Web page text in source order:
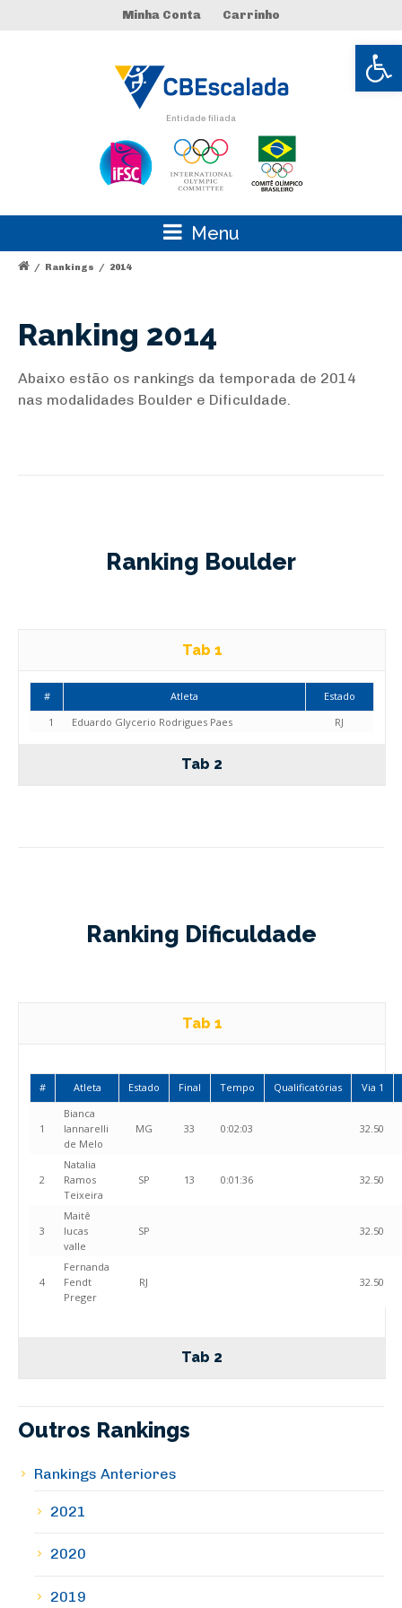
Abrir
Minha Conta Carrinho
Entidade filiada
Menu
/ Rankings / 2014
Ranking 2014
Abaixo estão os rankings da temporada de 2014
nas modalidades Boulder e Dificuldade.
Ranking Boulder
Tab 1
# Atleta
Estado
1
Eduardo Glycerio Rodrigues Paes RJ
Tab 2
Ranking Dificuldade
Tab 1
# Atleta Estado Final Tempo Qualificatórias Via 1
1
Bianca
Iannarelli
de Melo
MG 33 0:02:03 32.50
2
Natalia
Ramos
Teixeira
SP 13 0:01:36 32.50
3
Maitê
lucas
valle
SP 32.50
4
Fernanda
Fendt
Preger
RJ 32.50
Tab 2
Outros Rankings
Rankings Anteriores
2021
2020
2019